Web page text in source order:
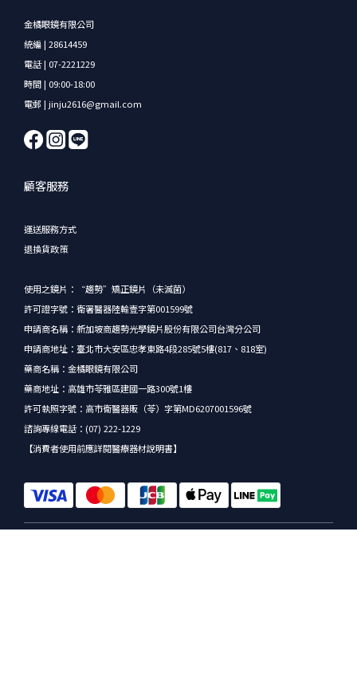
金橘眼鏡有限公司
統編 | 28614459
電話 | 07-2221229
時間 | 09:00-18:00
電郵 | jinju2616@gmail.com
顧客服務
運送服務方式
退換貨政策
使用之鏡片：“趨勢”矯正鏡片（未滅菌）
許可證字號：衛署醫器陸輸壹字第001599號
申請商名稱：新加坡商趨勢光學鏡片股份有限公司台灣分公司
申請商地址：臺北市大安區忠孝東路4段285號5樓(817、818室)
藥商名稱：金橘眼鏡有限公司
藥商地址：高雄市苓雅區建國一路300號1樓
許可執照字號：高市衛醫器販（苓）字第MD6207001596號
諮詢專線電話：(07) 222-1229
【消費者使用前應詳閱醫療器材說明書】